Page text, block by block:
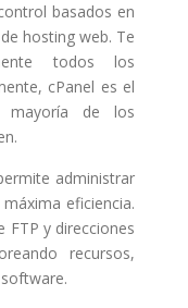
basados en
hosting web. Te
todos los
cPanel es el
de los
administrar
eficiencia.
FTP y direcciones
recursos,